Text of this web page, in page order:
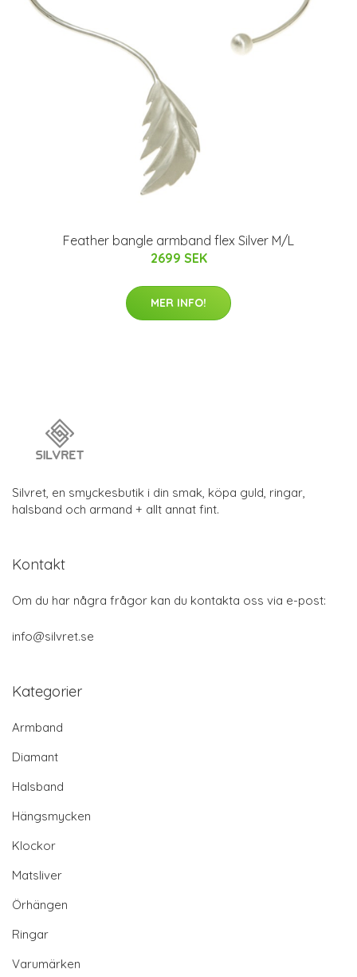
Feather bangle armband flex Silver M/L
2699 SEK
MER INFO!
Silvret, en smyckesbutik i din smak, köpa guld, ringar,
halsband och armand + allt annat fint.
Kontakt
Om du har några frågor kan du kontakta oss via e-post:
info@silvret.se
Kategorier
Armband
Diamant
Halsband
Hängsmycken
Klockor
Matsliver
Örhängen
Ringar
Varumärken